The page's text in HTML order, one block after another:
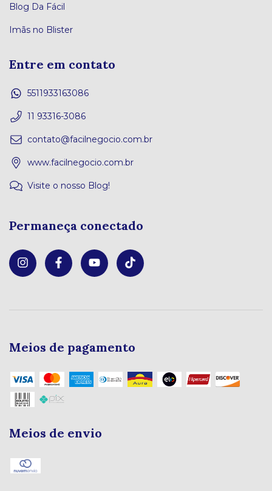
Blog Da Fácil
Imãs no Blister
Entre em contato
5511933163086
11 93316-3086
contato@facilnegocio.com.br
www.facilnegocio.com.br
Visite o nosso Blog!
Permaneça conectado
Meios de pagamento
Meios de envio